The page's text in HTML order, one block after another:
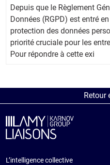
Depuis que le Règlement
Données (RGPD) est entré
protection des données
priorité cruciale pour les
Pour répondre à cette exi
Retour
L’intelligence collective